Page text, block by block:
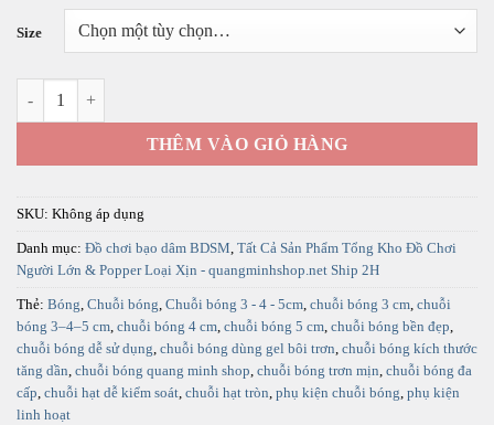
Size
THÊM VÀO GIỎ HÀNG
SKU: Không áp dụng
Danh mục: Đồ chơi bạo dâm BDSM, Tất Cả Sản Phẩm Tổng Kho Đồ Chơi
Người Lớn & Popper Loại Xịn - quangminhshop.net Ship 2H
Thẻ: Bóng, Chuỗi bóng, Chuỗi bóng 3 - 4 - 5cm, chuỗi bóng 3 cm, chuỗi
bóng 3–4–5 cm, chuỗi bóng 4 cm, chuỗi bóng 5 cm, chuỗi bóng bền đẹp,
chuỗi bóng dễ sử dụng, chuỗi bóng dùng gel bôi trơn, chuỗi bóng kích thước
tăng dần, chuỗi bóng quang minh shop, chuỗi bóng trơn mịn, chuỗi bóng đa
cấp, chuỗi hạt dễ kiểm soát, chuỗi hạt tròn, phụ kiện chuỗi bóng, phụ kiện
linh hoạt